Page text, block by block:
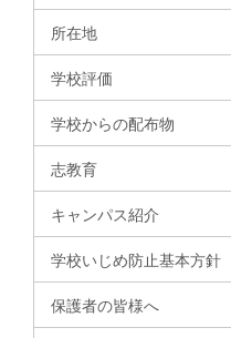
所在地
学校評価
学校からの配布物
志教育
キャンパス紹介
学校いじめ防止基本方針
保護者の皆様へ